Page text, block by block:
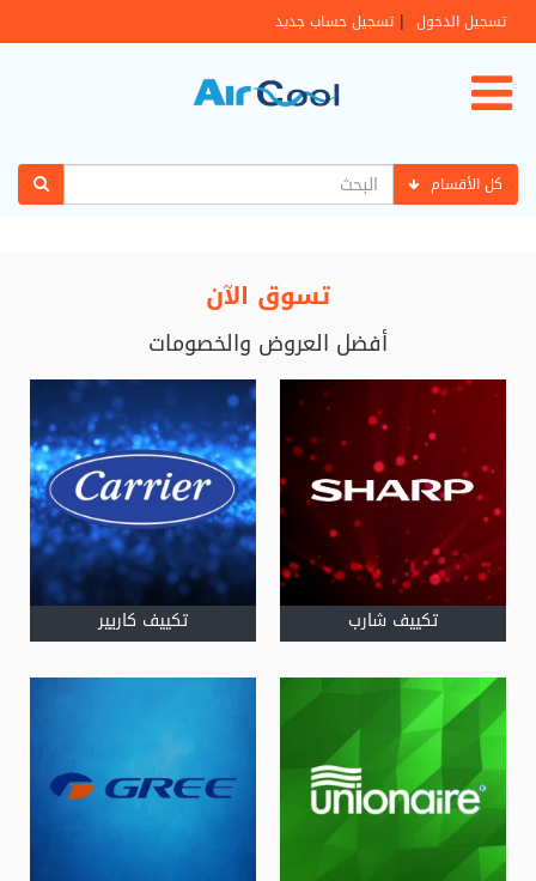
تسجيل الدخول | تسجيل حساب جديد
كل الأقسام
تسوق الآن
أفضل العروض والخصومات
تكييف شارب تكييف كاريير